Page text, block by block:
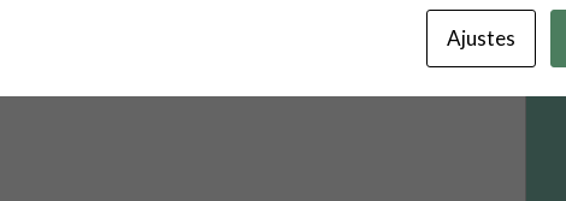
Ajustes